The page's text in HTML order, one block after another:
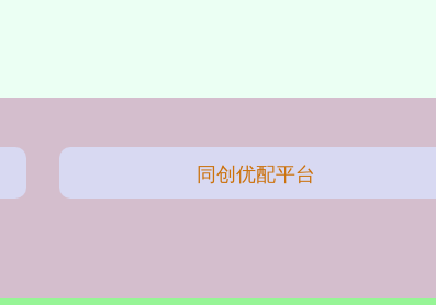
同创优配平台